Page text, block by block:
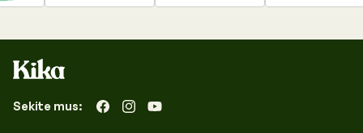
Sekite mus: „Facebook“
„Instagram“
„YouTube“